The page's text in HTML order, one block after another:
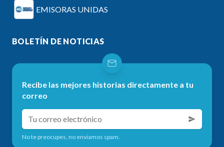
EMISORAS UNIDAS
BOLETÍN DE NOTICIAS
Recibe las mejores historias directamente a tu
correo
No te preocupes, no enviamos spam.